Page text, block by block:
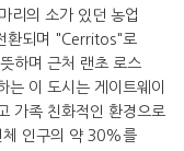
리의 소가 있던 농업
환되며 "Cerritos"로
하며 근처 랜초 로스
는 이 도시는 게이트웨이
가족 친화적인 환경으로
체 인구의 약 30%를